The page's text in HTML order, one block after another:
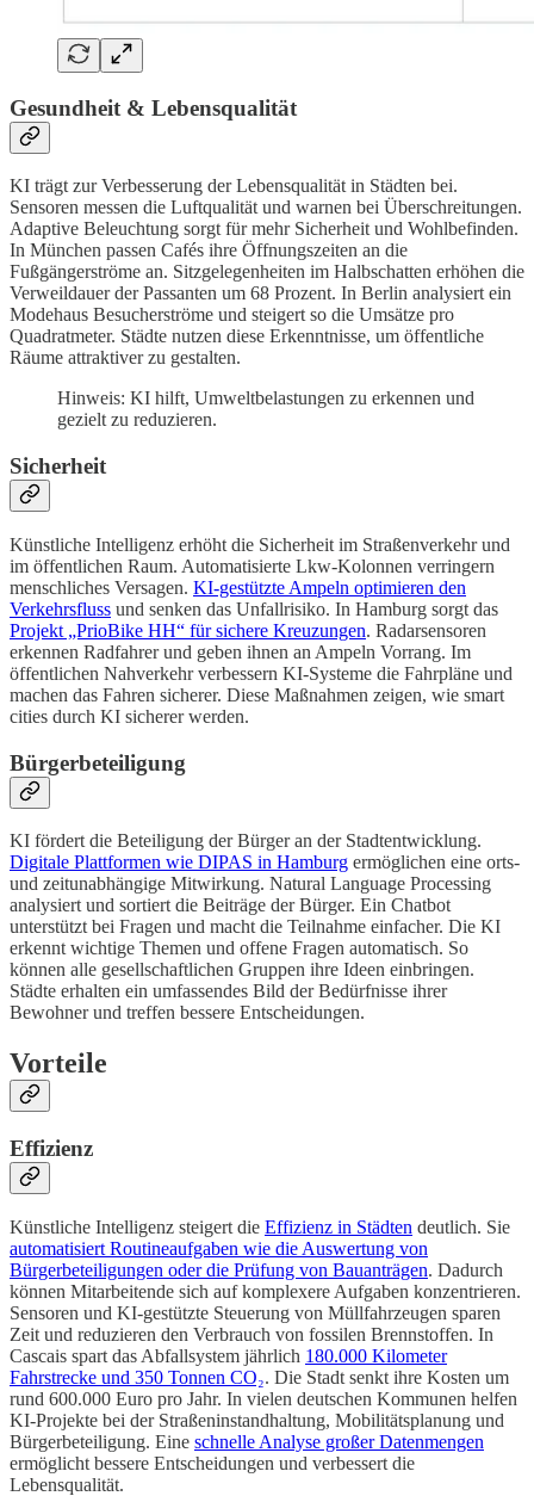
Gesundheit & Lebensqualität
KI trägt zur Verbesserung der Lebensqualität in Städten bei.
Sensoren messen die Luftqualität und warnen bei Überschreitungen.
Adaptive Beleuchtung sorgt für mehr Sicherheit und Wohlbefinden.
In München passen Cafés ihre Öffnungszeiten an die
Fußgängerströme an. Sitzgelegenheiten im Halbschatten erhöhen die
Verweildauer der Passanten um 68 Prozent. In Berlin analysiert ein
Modehaus Besucherströme und steigert so die Umsätze pro
Quadratmeter. Städte nutzen diese Erkenntnisse, um öffentliche
Räume attraktiver zu gestalten.
Hinweis: KI hilft, Umweltbelastungen zu erkennen und
gezielt zu reduzieren.
Sicherheit
Künstliche Intelligenz erhöht die Sicherheit im Straßenverkehr und
im öffentlichen Raum. Automatisierte Lkw-Kolonnen verringern
menschliches Versagen. KI-gestützte Ampeln optimieren den
Verkehrsfluss und senken das Unfallrisiko. In Hamburg sorgt das
Projekt „PrioBike HH“ für sichere Kreuzungen. Radarsensoren
erkennen Radfahrer und geben ihnen an Ampeln Vorrang. Im
öffentlichen Nahverkehr verbessern KI-Systeme die Fahrpläne und
machen das Fahren sicherer. Diese Maßnahmen zeigen, wie smart
cities durch KI sicherer werden.
Bürgerbeteiligung
KI fördert die Beteiligung der Bürger an der Stadtentwicklung.
Digitale Plattformen wie DIPAS in Hamburg ermöglichen eine orts-
und zeitunabhängige Mitwirkung. Natural Language Processing
analysiert und sortiert die Beiträge der Bürger. Ein Chatbot
unterstützt bei Fragen und macht die Teilnahme einfacher. Die KI
erkennt wichtige Themen und offene Fragen automatisch. So
können alle gesellschaftlichen Gruppen ihre Ideen einbringen.
Städte erhalten ein umfassendes Bild der Bedürfnisse ihrer
Bewohner und treffen bessere Entscheidungen.
Vorteile
Effizienz
Künstliche Intelligenz steigert die Effizienz in Städten deutlich. Sie
automatisiert Routineaufgaben wie die Auswertung von
Bürgerbeteiligungen oder die Prüfung von Bauanträgen. Dadurch
können Mitarbeitende sich auf komplexere Aufgaben konzentrieren.
Sensoren und KI-gestützte Steuerung von Müllfahrzeugen sparen
Zeit und reduzieren den Verbrauch von fossilen Brennstoffen. In
Cascais spart das Abfallsystem jährlich 180.000 Kilometer
Fahrstrecke und 350 Tonnen CO₂. Die Stadt senkt ihre Kosten um
rund 600.000 Euro pro Jahr. In vielen deutschen Kommunen helfen
KI-Projekte bei der Straßeninstandhaltung, Mobilitätsplanung und
Bürgerbeteiligung. Eine schnelle Analyse großer Datenmengen
ermöglicht bessere Entscheidungen und verbessert die
Lebensqualität.